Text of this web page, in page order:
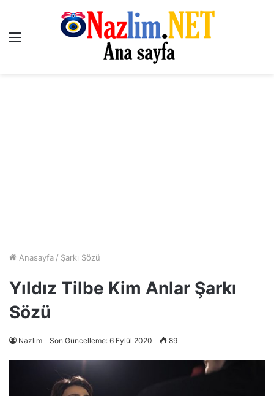
Menü
Anasayfa / Şarkı Sözü
Yıldız Tilbe Kim Anlar Şarkı
Sözü
Nazlim Son Güncelleme: 6 Eylül 2020 89